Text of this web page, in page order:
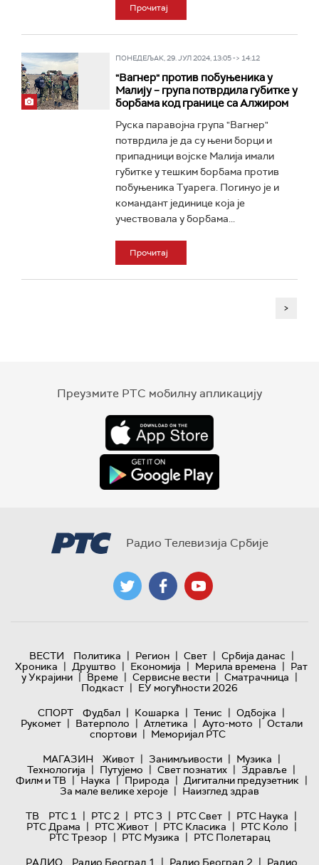
Прочитај
ПОНЕДЕЉАК, 29. ЈУЛ 2024, 13:05 -> 14:12
"Вагнер" против побуњеника у
Малију – група потврдила губитке у
борбама код границе са Алжиром
Руска паравојна група "Вагнер"
потврдила је да су њени борци и
припадници војске Малија имали
губитке у тешким борбама против
побуњеника Туарега. Погинуо је и
командант јединице која је
учествовала у борбама...
Прочитај
>
Преузмите РТС мобилну апликацију
Радио Телевизија Србије
ВЕСТИ Политика | Регион | Свет | Србија данас |
Хроника | Друштво | Економија | Мерила времена | Рат
у Украјини | Време | Сервисне вести | Сматрачница |
Подкаст | ЕУ могућности 2026
СПОРТ
Фудбал | Кошарка | Тенис | Одбојка |
Рукомет | Ватерполо | Атлетика | Ауто-мото | Остали
спортови | Меморијал РТС
МАГАЗИН
Живот | Занимљивости | Музика |
Технологијa | Путујемо | Свет познатих | Здравље |
Филм и ТВ | Наука | Природа | Дигитални предузетник |
За мале велике хероје | Наизглед здрав
ТВ
РТС 1 | РТС 2 | РТС 3 | РТС Свет | РТС Наука |
РТС Драма | РТС Живот | РТС Класика | РТС Коло |
РТС Трезор | РТС Музика | РТС Полетарац
РАДИО
Радио Београд 1 | Радио Београд 2 | Радио